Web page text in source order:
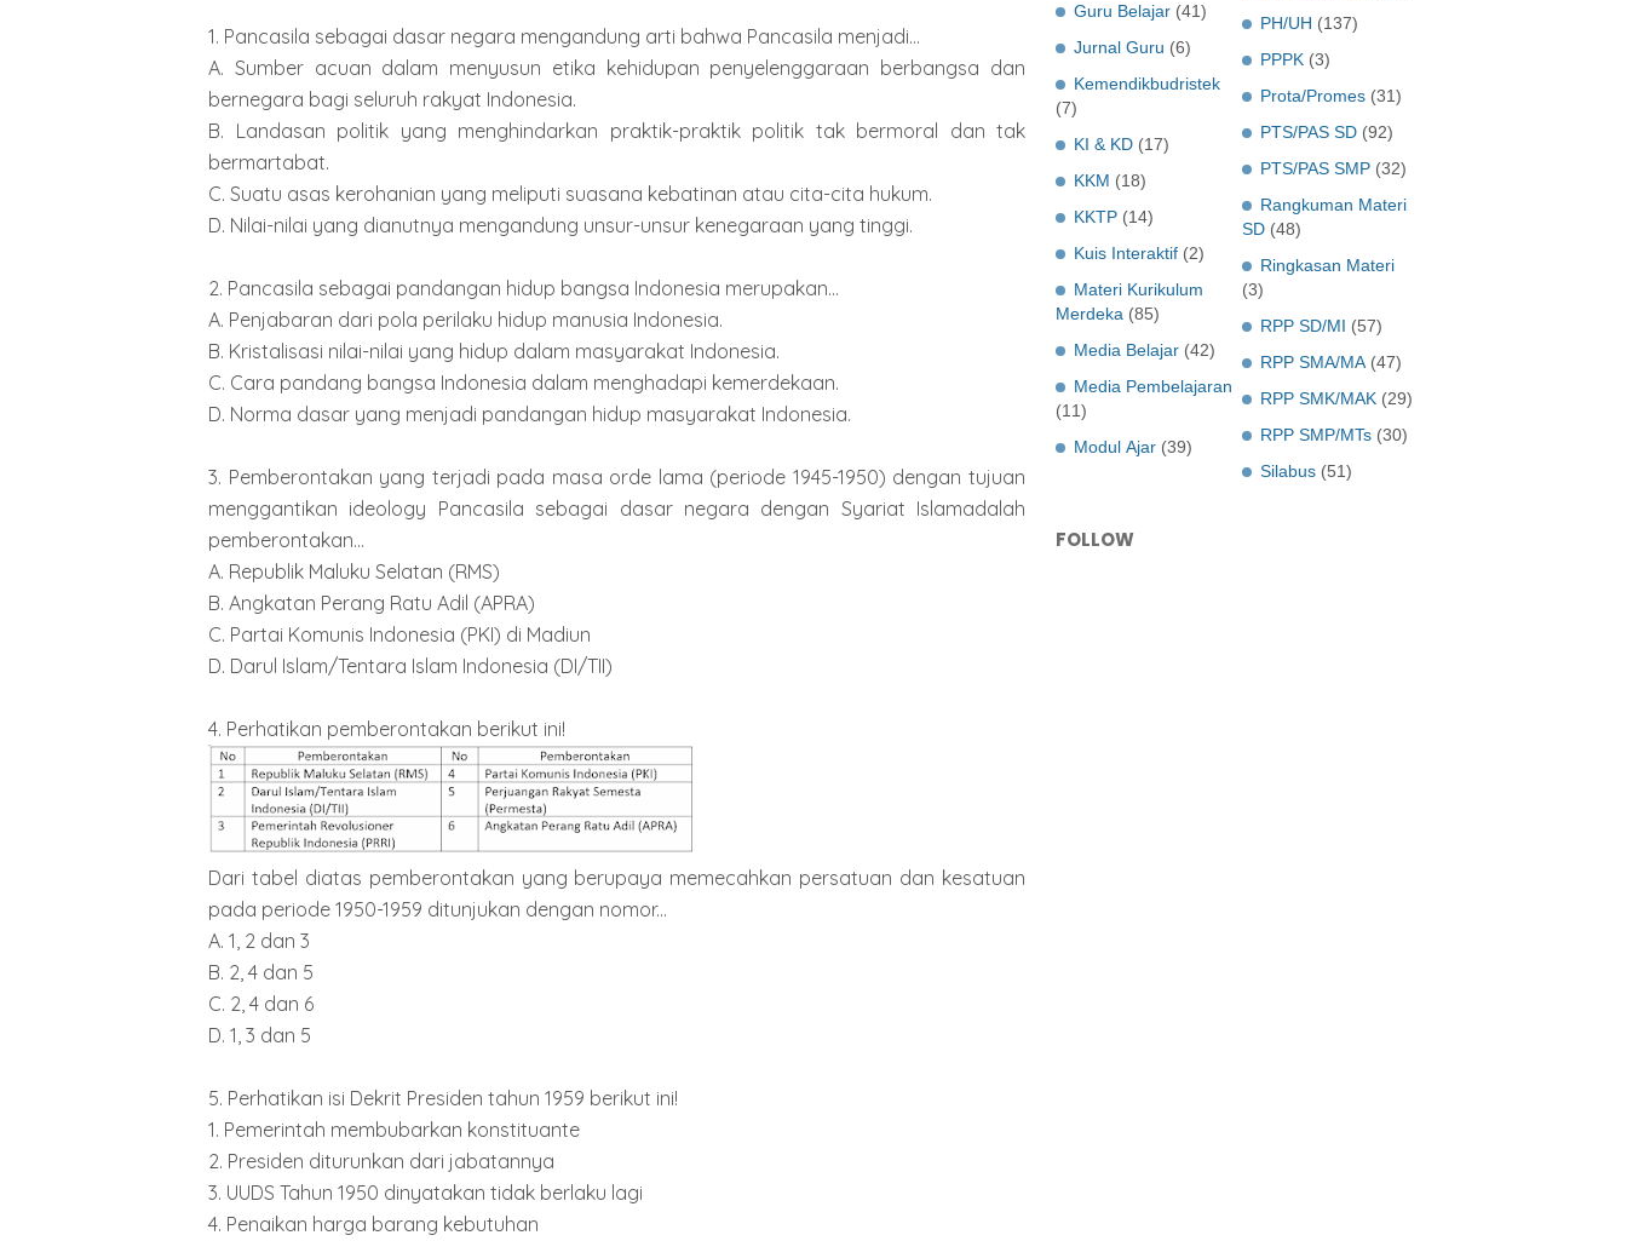
1. Pancasila sebagai dasar negara mengandung arti bahwa Pancasila menjadi...
A. Sumber acuan dalam menyusun etika kehidupan penyelenggaraan berbangsa dan
bernegara bagi seluruh rakyat Indonesia.
B. Landasan politik yang menghindarkan praktik-praktik politik tak bermoral dan tak
bermartabat.
C. Suatu asas kerohanian yang meliputi suasana kebatinan atau cita-cita hukum.
D. Nilai-nilai yang dianutnya mengandung unsur-unsur kenegaraan yang tinggi.
2. Pancasila sebagai pandangan hidup bangsa Indonesia merupakan...
A. Penjabaran dari pola perilaku hidup manusia Indonesia.
B. Kristalisasi nilai-nilai yang hidup dalam masyarakat Indonesia.
C. Cara pandang bangsa Indonesia dalam menghadapi kemerdekaan.
D. Norma dasar yang menjadi pandangan hidup masyarakat Indonesia.
3. Pemberontakan yang terjadi pada masa orde lama (periode 1945-1950) dengan tujuan
menggantikan ideology Pancasila sebagai dasar negara dengan Syariat Islamadalah
pemberontakan...
A. Republik Maluku Selatan (RMS)
B. Angkatan Perang Ratu Adil (APRA)
C. Partai Komunis Indonesia (PKI) di Madiun
D. Darul Islam/Tentara Islam Indonesia (DI/TII)
4. Perhatikan pemberontakan berikut ini!
Dari tabel diatas pemberontakan yang berupaya memecahkan persatuan dan kesatuan
pada periode 1950-1959 ditunjukan dengan nomor...
A. 1, 2 dan 3
B. 2, 4 dan 5
C. 2, 4 dan 6
D. 1, 3 dan 5
5. Perhatikan isi Dekrit Presiden tahun 1959 berikut ini!
1. Pemerintah membubarkan konstituante
2. Presiden diturunkan dari jabatannya
3. UUDS Tahun 1950 dinyatakan tidak berlaku lagi
4. Penaikan harga barang kebutuhan
Guru Belajar (41)
Jurnal Guru (6)
Kemendikbudristek
(7)
KI & KD (17)
KKM (18)
KKTP (14)
Kuis Interaktif (2)
Materi Kurikulum
Merdeka (85)
Media Belajar (42)
Media Pembelajaran
(11)
Modul Ajar (39)
PH/UH (137)
PPPK (3)
Prota/Promes (31)
PTS/PAS SD (92)
PTS/PAS SMP (32)
Rangkuman Materi
SD (48)
Ringkasan Materi
(3)
RPP SD/MI (57)
RPP SMA/MA (47)
RPP SMK/MAK (29)
RPP SMP/MTs (30)
Silabus (51)
FOLLOW